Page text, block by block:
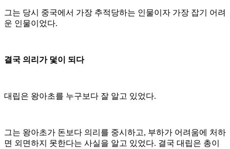
그는 당시 중국에서 가장 추적당하는 인물이자 가장 잡기 어려
운 인물이었다.
결국 의리가 덫이 되다
대립은 왕아초를 누구보다 잘 알고 있었다.
그는 왕아초가 돈보다 의리를 중시하고, 부하가 어려움에 처하
면 외면하지 못한다는 사실을 알고 있었다. 결국 대립은 총이